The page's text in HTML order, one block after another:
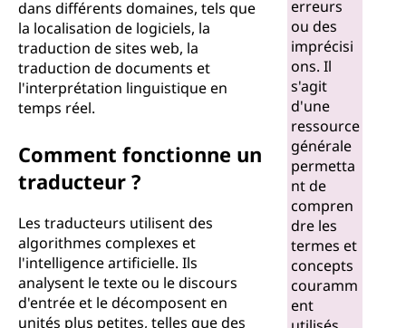
dans différents domaines, tels que
la localisation de logiciels, la
traduction de sites web, la
traduction de documents et
l'interprétation linguistique en
temps réel.
Comment fonctionne un
traducteur ?
Les traducteurs utilisent des
algorithmes complexes et
l'intelligence artificielle. Ils
analysent le texte ou le discours
d'entrée et le décomposent en
unités plus petites, telles que des
erreurs
ou des
imprécisi
ons. Il
s'agit
d'une
ressource
générale
permetta
nt de
compren
dre les
termes et
concepts
couramm
ent